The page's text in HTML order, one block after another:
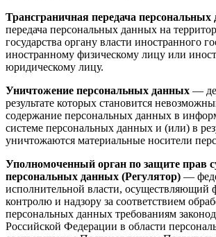
Трансграничная передача
передача персональных данных на
государства органу власти иностранного
иностранному физическому лицу или
юридическому лицу.
Уничтожение персональных данных —
результате которых становится
содержание персональных данных в
системе персональных данных и (или) в
уничтожаются материальные носители
Уполномоченный орган по защите прав
персональных данных (Регулятор) —
исполнительной власти, осуществляющий
контролю и надзору за соответствием
персональных данных требованиям
Российской Федерации в области